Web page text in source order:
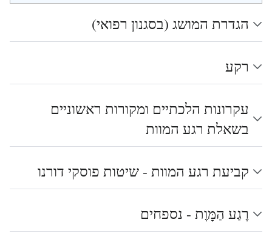
הגדרת המושג (בסגנון רפואי)
רקע
עקרונות הלכתיים ומקורות ראשוניים
בשאלת רגע המוות
קביעת רגע המוות - שיטות פוסקי דורנו
רֶגַע הַמָּוֶת - נספחים